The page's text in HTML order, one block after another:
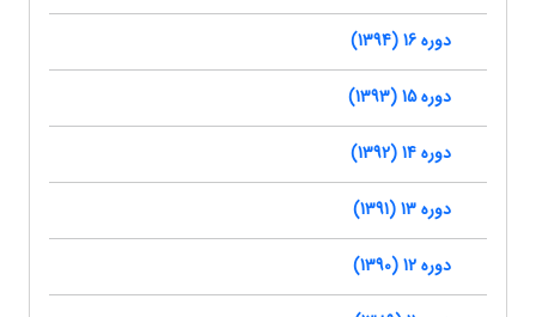
دوره 16 (1394)
دوره 15 (1393)
دوره 14 (1392)
دوره 13 (1391)
دوره 12 (1390)